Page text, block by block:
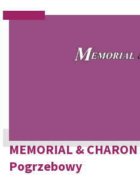
MEMORIAL &
Pogrzebowy